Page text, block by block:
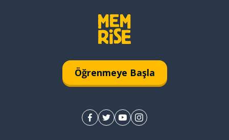
Öğrenmeye Başla